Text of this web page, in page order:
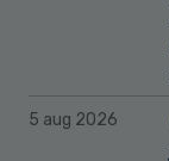
5 aug 2026